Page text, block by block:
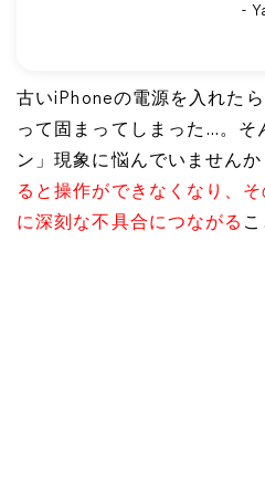
-
古いiPhoneの電源を入れた
って固まってしまった…。そ
ン」現象に悩んでいませんか
ると操作ができなくなり、
に深刻な不具合につながる